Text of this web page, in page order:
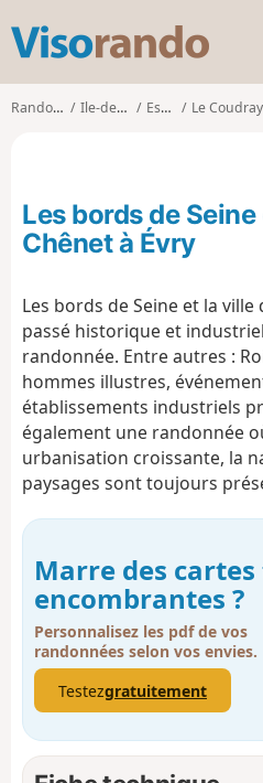
s
o
o
Randonnées Ile-de-France Essonne Le Coudray-
Les bords de
Chênet à Évry
Les bords de Seine et la
passé historique et
randonnée. Entre autres :
hommes illustres,
établissements industriels
également une randonnée
urbanisation croissante, la
paysages sont toujours
Marre des
encombrantes ?
Personnalisez les pdf de vos
randonnées selon vos envies.
Testezgratuitement